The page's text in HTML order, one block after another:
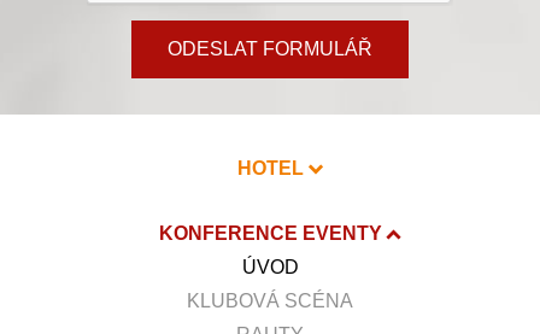
ODESLAT FORMULÁŘ
HOTEL
KONFERENCE EVENTY
ÚVOD
KLUBOVÁ SCÉNA